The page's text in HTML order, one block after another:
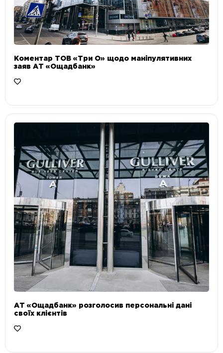
Коментар ТОВ «Три О» щодо маніпулятивних
заяв АТ «Ощадбанк»
АТ «Ощадбанк» розголосив персональні дані
своїх клієнтів